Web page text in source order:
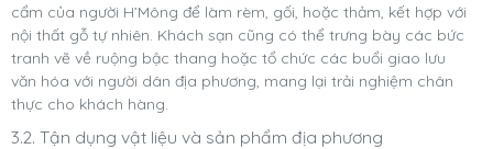
cẩm của người H’Mông để làm rèm, gối, hoặc thảm, kết hợp với
nội thất gỗ tự nhiên. Khách sạn cũng có thể trưng bày các bức
tranh vẽ về ruộng bậc thang hoặc tổ chức các buổi giao lưu
văn hóa với người dân địa phương, mang lại trải nghiệm chân
thực cho khách hàng.
3.2. Tận dụng vật liệu và sản phẩm địa phương